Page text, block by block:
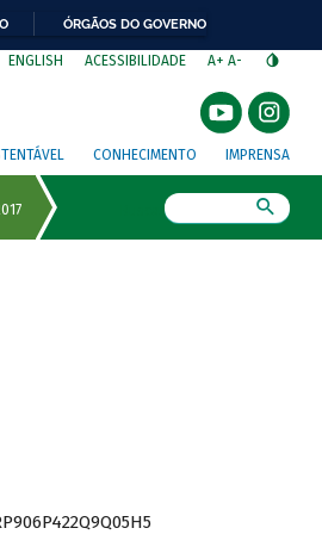
ÓRGÃOS DO GOVERNO
ENGLISH ACESSIBILIDADE A+ A-
CONHECIMENTO IMPRENSA